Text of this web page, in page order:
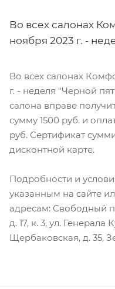
Во всех салонах
ноября 2023 г. -
Во всех салонах
г. - неделя "Черной
салона вправе
сумму 1500 руб. и
руб. Сертификат
дисконтной карте.
Подробности и
указанным на сайте
адресам: Свободный
д. 17, к. 3, ул. Генерала
Щербаковская, д. 35,